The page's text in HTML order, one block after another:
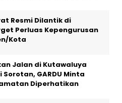
Resmi Dilantik di
Perluas Kepengurusan
Kota
Jalan di Kutawaluya
GARDU Minta
Diperhatikan